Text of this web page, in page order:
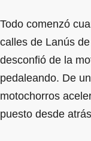
Todo comenzó
calles de Lanús
desconfió de la
pedaleando. De
motochorros
puesto desde